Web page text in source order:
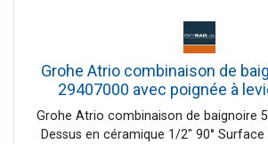
Grohe Atrio combinaison de
29407000 avec poignée à
Grohe Atrio combinaison de baignoire
Dessus en céramique 1/2" 90°